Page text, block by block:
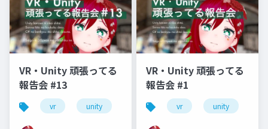
VR・Unity 頑張ってる
報告会 #13
vr unity vrchat
VR・Unity 頑張ってる
報告会 #1
vr unity